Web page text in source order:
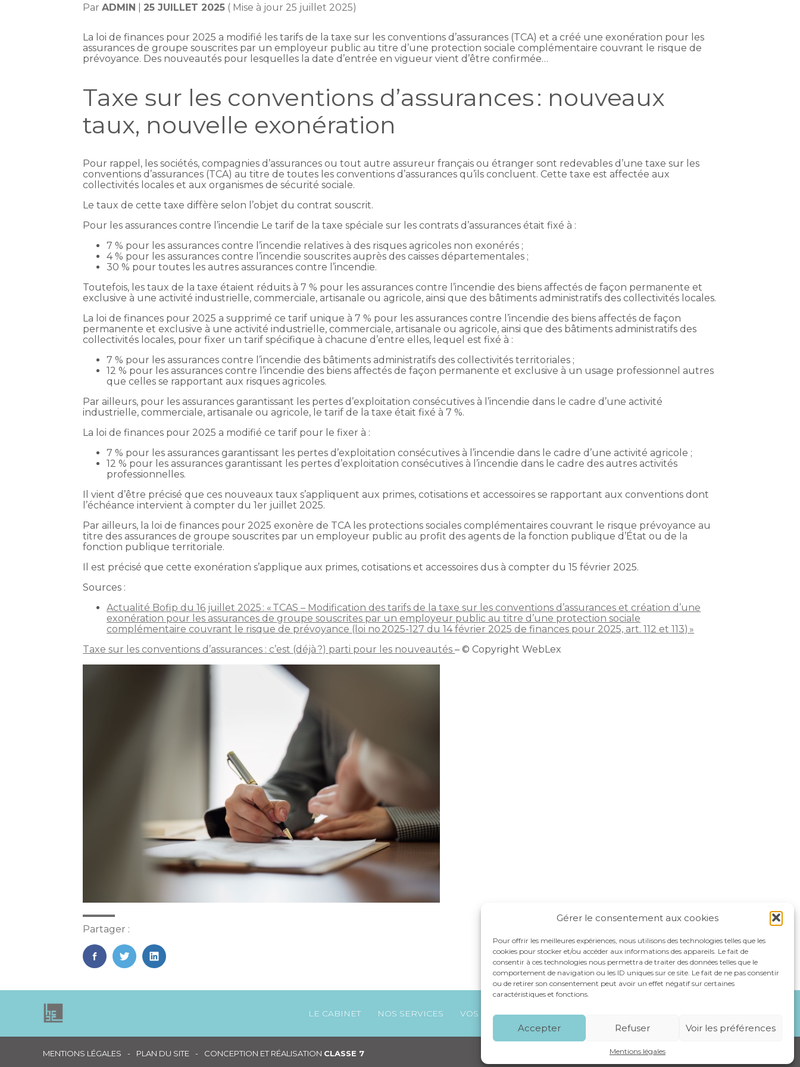
Gérer le consentement aux cookies
Pour offrir les meilleures expériences, nous utilisons des technologies telles que les
cookies pour stocker et/ou accéder aux informations des appareils. Le fait de
consentir à ces technologies nous permettra de traiter des données telles que le
comportement de navigation ou les ID uniques sur ce site. Le fait de ne pas consentir
ou de retirer son consentement peut avoir un effet négatif sur certaines
caractéristiques et fonctions.
Accepter Refuser Voir les préférences
Mentions légales
ParADMIN 25 JUILLET 2025 ( Mise à jour 25 juillet 2025)
La loi de finances pour 2025 a modifié les tarifs de la taxe sur les conventions d’assurances (TCA) et a créé une exonération pour les
assurances de groupe souscrites par un employeur public au titre d’une protection sociale complémentaire couvrant le risque de
prévoyance. Des nouveautés pour lesquelles la date d’entrée en vigueur vient d’être confirmée…
Taxe sur les conventions d’assurances : nouveaux
taux, nouvelle exonération
Pour rappel, les sociétés, compagnies d’assurances ou tout autre assureur français ou étranger sont redevables d’une taxe sur les
conventions d’assurances (TCA) au titre de toutes les conventions d’assurances qu’ils concluent. Cette taxe est affectée aux
collectivités locales et aux organismes de sécurité sociale.
Le taux de cette taxe diffère selon l’objet du contrat souscrit.
Pour les assurances contre l’incendie Le tarif de la taxe spéciale sur les contrats d’assurances était fixé à :
7 % pour les assurances contre l’incendie relatives à des risques agricoles non exonérés ;
4 % pour les assurances contre l’incendie souscrites auprès des caisses départementales ;
30 % pour toutes les autres assurances contre l’incendie.
Toutefois, les taux de la taxe étaient réduits à 7 % pour les assurances contre l’incendie des biens affectés de façon permanente et
exclusive à une activité industrielle, commerciale, artisanale ou agricole, ainsi que des bâtiments administratifs des collectivités locales.
La loi de finances pour 2025 a supprimé ce tarif unique à 7 % pour les assurances contre l’incendie des biens affectés de façon
permanente et exclusive à une activité industrielle, commerciale, artisanale ou agricole, ainsi que des bâtiments administratifs des
collectivités locales, pour fixer un tarif spécifique à chacune d’entre elles, lequel est fixé à :
7 % pour les assurances contre l’incendie des bâtiments administratifs des collectivités territoriales ;
12 % pour les assurances contre l’incendie des biens affectés de façon permanente et exclusive à un usage professionnel autres
que celles se rapportant aux risques agricoles.
Par ailleurs, pour les assurances garantissant les pertes d’exploitation consécutives à l’incendie dans le cadre d’une activité
industrielle, commerciale, artisanale ou agricole, le tarif de la taxe était fixé à 7 %.
La loi de finances pour 2025 a modifié ce tarif pour le fixer à :
7 % pour les assurances garantissant les pertes d’exploitation consécutives à l’incendie dans le cadre d’une activité agricole ;
12 % pour les assurances garantissant les pertes d’exploitation consécutives à l’incendie dans le cadre des autres activités
professionnelles.
Il vient d’être précisé que ces nouveaux taux s’appliquent aux primes, cotisations et accessoires se rapportant aux conventions dont
l’échéance intervient à compter du 1er juillet 2025.
Par ailleurs, la loi de finances pour 2025 exonère de TCA les protections sociales complémentaires couvrant le risque prévoyance au
titre des assurances de groupe souscrites par un employeur public au profit des agents de la fonction publique d’État ou de la
fonction publique territoriale.
Il est précisé que cette exonération s’applique aux primes, cotisations et accessoires dus à compter du 15 février 2025.
Sources :
Actualité Bofip du 16 juillet 2025 : « TCAS – Modification des tarifs de la taxe sur les conventions d’assurances et création d’une
exonération pour les assurances de groupe souscrites par un employeur public au titre d’une protection sociale
complémentaire couvrant le risque de prévoyance (loi no 2025-127 du 14 février 2025 de finances pour 2025, art. 112 et 113) »
Taxe sur les conventions d’assurances : c’est (déjà ?) parti pour les nouveautés– © Copyright WebLex
Partager :
FaceBook
TwitterLinkedIn
Footer
LE CABINET NOS SERVICES VOS OUTILS NOS SPÉCIALITÉS
Footer
MENTIONS LÉGALES PLAN DU SITE CONCEPTION ET RÉALISATION CLASSE 7